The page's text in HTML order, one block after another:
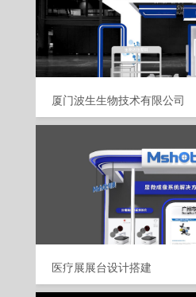
厦门波生生物技术有限公司
医疗展展台设计搭建